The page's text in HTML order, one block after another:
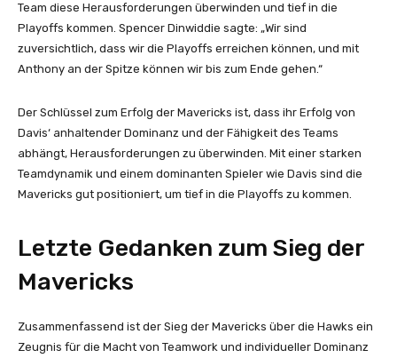
Team diese Herausforderungen überwinden und tief in die
Playoffs kommen. Spencer Dinwiddie sagte: „Wir sind
zuversichtlich, dass wir die Playoffs erreichen können, und mit
Anthony an der Spitze können wir bis zum Ende gehen.“
Der Schlüssel zum Erfolg der Mavericks ist, dass ihr Erfolg von
Davis‘ anhaltender Dominanz und der Fähigkeit des Teams
abhängt, Herausforderungen zu überwinden. Mit einer starken
Teamdynamik und einem dominanten Spieler wie Davis sind die
Mavericks gut positioniert, um tief in die Playoffs zu kommen.
Letzte Gedanken zum Sieg der
Mavericks
Zusammenfassend ist der Sieg der Mavericks über die Hawks ein
Zeugnis für die Macht von Teamwork und individueller Dominanz